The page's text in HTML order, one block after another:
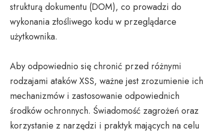
strukturą dokumentu (DOM), co prowadzi do
wykonania złośliwego kodu w przeglądarce
użytkownika.
Aby odpowiednio się chronić przed różnymi
rodzajami ataków XSS, ważne jest zrozumienie ich
mechanizmów i zastosowanie odpowiednich
środków ochronnych. Świadomość zagrożeń oraz
korzystanie z narzędzi i praktyk mających na celu